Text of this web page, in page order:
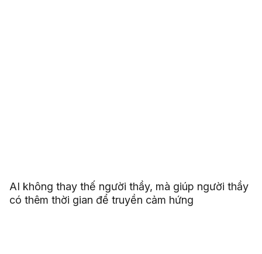
AI không thay thế người thầy, mà giúp người thầy
có thêm thời gian để truyền cảm hứng